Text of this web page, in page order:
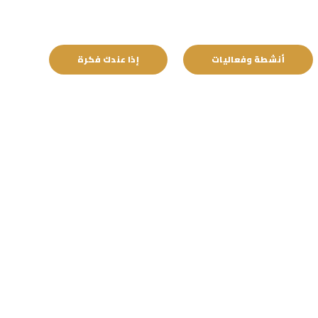
أنشطة وفعاليات إذا عندك فكرة